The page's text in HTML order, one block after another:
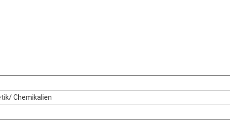
Chemikalien